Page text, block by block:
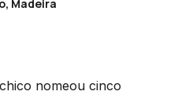
Madeira
nomeou cinco